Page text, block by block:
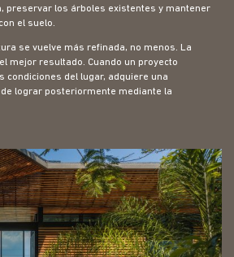
preservar los árboles existentes y mantener
el suelo.
se vuelve más refinada, no menos. La
mejor resultado. Cuando un proyecto
condiciones del lugar, adquiere una
lograr posteriormente mediante la